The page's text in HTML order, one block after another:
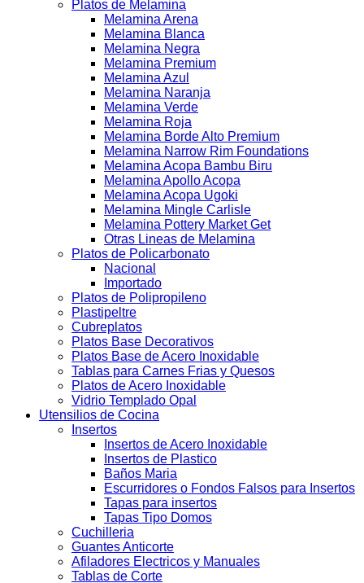
Platos de Melamina
Melamina Arena
Melamina Blanca
Melamina Negra
Melamina Premium
Melamina Azul
Melamina Naranja
Melamina Verde
Melamina Roja
Melamina Borde Alto Premium
Melamina Narrow Rim Foundations
Melamina Acopa Bambu Biru
Melamina Apollo Acopa
Melamina Acopa Ugoki
Melamina Mingle Carlisle
Melamina Pottery Market Get
Otras Lineas de Melamina
Platos de Policarbonato
Nacional
Importado
Platos de Polipropileno
Plastipeltre
Cubreplatos
Platos Base Decorativos
Platos Base de Acero Inoxidable
Tablas para Carnes Frias y Quesos
Platos de Acero Inoxidable
Vidrio Templado Opal
Utensilios de Cocina
Insertos
Insertos de Acero Inoxidable
Insertos de Plastico
Baños Maria
Escurridores o Fondos Falsos para Insertos
Tapas para insertos
Tapas Tipo Domos
Cuchilleria
Guantes Anticorte
Afiladores Electricos y Manuales
Tablas de Corte